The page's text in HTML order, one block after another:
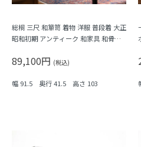
総桐 三尺 和箪笥 着物 洋服 普段着 大正
昭和初期 アンティーク 和家具 和骨董
89,100円 (税込)
幅 91.5 奥行 41.5 高さ 103